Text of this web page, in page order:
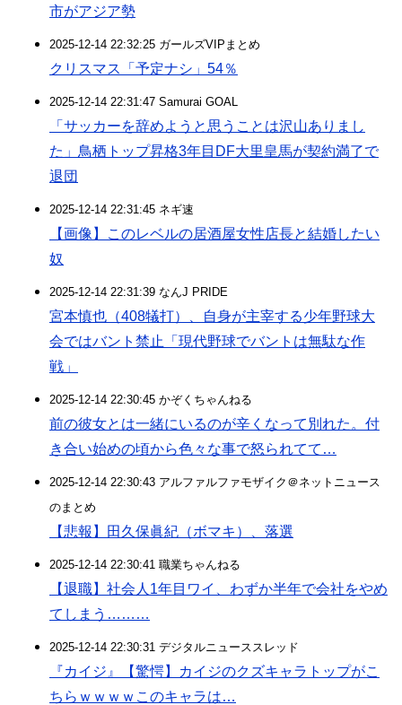
市がアジア勢
2025-12-14 22:32:25 ガールズVIPまとめ
クリスマス「予定ナシ」54％
2025-12-14 22:31:47 Samurai GOAL
「サッカーを辞めようと思うことは沢山ありまし
た」鳥栖トップ昇格3年目DF大里皇馬が契約満了で
退団
2025-12-14 22:31:45 ネギ速
【画像】このレベルの居酒屋女性店長と結婚したい
奴
2025-12-14 22:31:39 なんJ PRIDE
宮本慎也（408犠打）、自身が主宰する少年野球大
会ではバント禁止「現代野球でバントは無駄な作
戦」
2025-12-14 22:30:45 かぞくちゃんねる
前の彼女とは一緒にいるのが辛くなって別れた。付
き合い始めの頃から色々な事で怒られてて…
2025-12-14 22:30:43 アルファルファモザイク＠ネットニュース
のまとめ
【悲報】田久保眞紀（ボマキ）、落選
2025-12-14 22:30:41 職業ちゃんねる
【退職】社会人1年目ワイ、わずか半年で会社をやめ
てしまう………
2025-12-14 22:30:31 デジタルニューススレッド
『カイジ』【驚愕】カイジのクズキャラトップがこ
ちらｗｗｗｗこのキャラは…